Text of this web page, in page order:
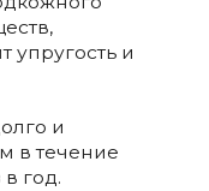
упругость и
и
в течение
год.